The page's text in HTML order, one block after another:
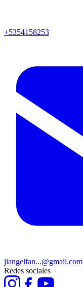
+5354158253
jlangelfan...@gmail.com
Redes sociales